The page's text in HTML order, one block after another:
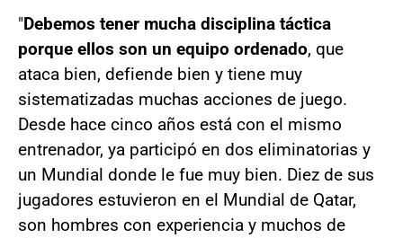
"Debemos tener mucha disciplina táctica
porque ellos son un equipo ordenado, que
ataca bien, defiende bien y tiene muy
sistematizadas muchas acciones de juego.
Desde hace cinco años está con el mismo
entrenador, ya participó en dos eliminatorias y
un Mundial donde le fue muy bien. Diez de sus
jugadores estuvieron en el Mundial de Qatar,
son hombres con experiencia y muchos de